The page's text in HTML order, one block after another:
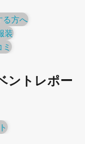
ントレポー